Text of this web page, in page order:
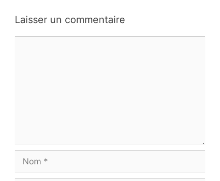
Laisser un commentaire